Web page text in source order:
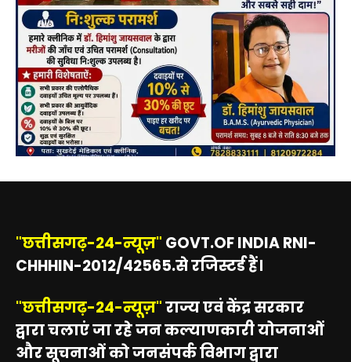
"छत्तीसगढ़-24-न्यूज़" GOVT.OF INDIA RNI-
CHHHIN-2012/42565.से रजिस्टर्ड हैं।
"छत्तीसगढ़-24-न्यूज़"राज्य एवं केंद्र सरकार
द्वारा चलाएं जा रहे जन कल्याणकारी योजनाओं
और सूचनाओं को जनसंपर्क विभाग द्वारा